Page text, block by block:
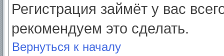
Регистрация займёт у вас
рекомендуем это сделать.
Вернуться к началу